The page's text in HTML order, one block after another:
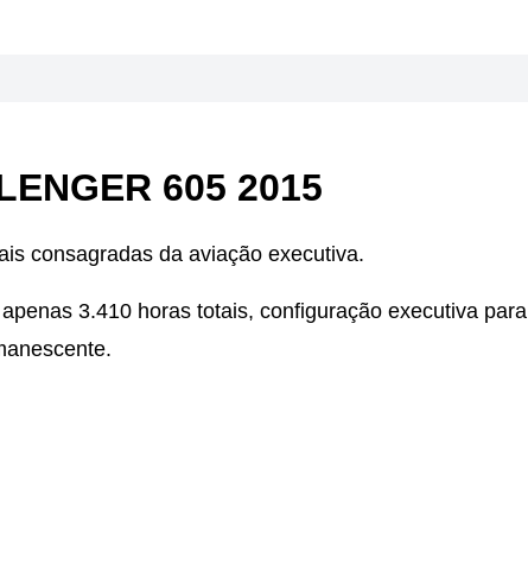
605 2015
consagradas da aviação executiva.
3.410 horas totais, configuração executiva para